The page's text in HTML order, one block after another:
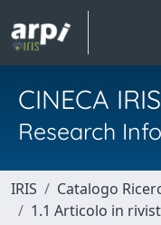
CINECA IRIS
Research
IRIS Catalogo
1.1 Articolo in